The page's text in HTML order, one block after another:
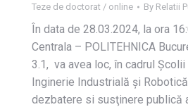
Teze de doctorat / online By Relatii
În data de 28.03.2024, la ora
Centrala – POLITEHNICA
3.1, va avea loc, în cadrul
Inginerie Industrială și
dezbatere si susţinere publică